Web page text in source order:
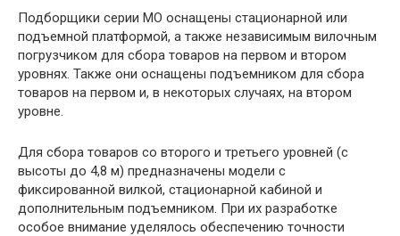
Подборщики серии MO оснащены стационарной или
подъемной платформой, а также независимым вилочным
погрузчиком для сбора товаров на первом и втором
уровнях. Также они оснащены подъемником для сбора
товаров на первом и, в некоторых случаях, на втором
уровне.
Для сбора товаров со второго и третьего уровней (с
высоты до 4,8 м) предназначены модели с
фиксированной вилкой, стационарной кабиной и
дополнительным подъемником. При их разработке
особое внимание уделялось обеспечению точности